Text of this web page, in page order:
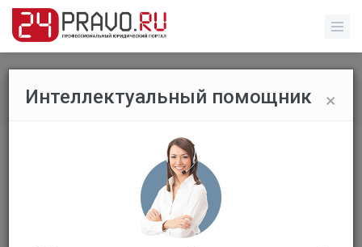
Все публикации / Трудовое право
Показано 0 публикаций
Открыть форму поиска
×
Интеллектуальный помощник